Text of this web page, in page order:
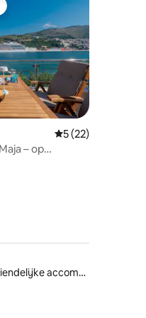
5, 74 recensiesGemiddelde
5 (22)
– op
Huisdiervriendelijke accommodaties